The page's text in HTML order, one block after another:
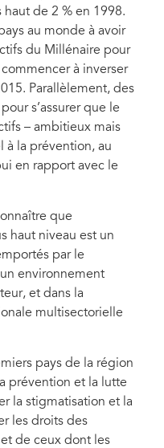
de 2 % en 1998.
au monde à avoir
du Millénaire pour
à inverser
Parallèlement, des
s’assurer que le
– ambitieux mais
à la prévention, au
en rapport avec le
que
haut niveau est un
par le
environnement
et dans la
multisectorielle
pays de la région
prévention et la lutte
la stigmatisation et la
les droits des
de ceux dont les